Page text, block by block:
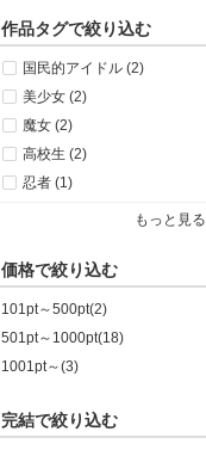
作品タグで絞り込む
国民的アイドル (2)
美少女 (2)
魔女 (2)
高校生 (2)
忍者 (1)
もっと見る
価格で絞り込む
101pt～500pt(2)
501pt～1000pt(18)
1001pt～(3)
完結で絞り込む